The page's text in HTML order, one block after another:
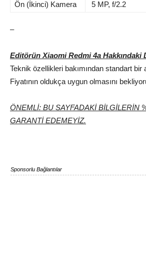
Ön (İkinci) Kamera
5 MP, f/2.2
–
Editörün Xiaomi Redmi 4a Hakkındaki
Teknik özellikleri bakımından standart bir
Fiyatının oldukça uygun olmasını
ÖNEMLİ: BU SAYFADAKİ BİLGİLERİN
GARANTİ EDEMEYİZ.
Sponsorlu Bağlantılar